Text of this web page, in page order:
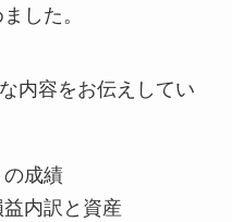
した。
内容をお伝えしてい
成績
内訳と資産